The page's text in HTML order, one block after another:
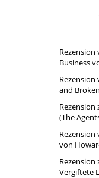
Business
Rezension
and
Rezension
(The
von
Rezension
Vergiftete